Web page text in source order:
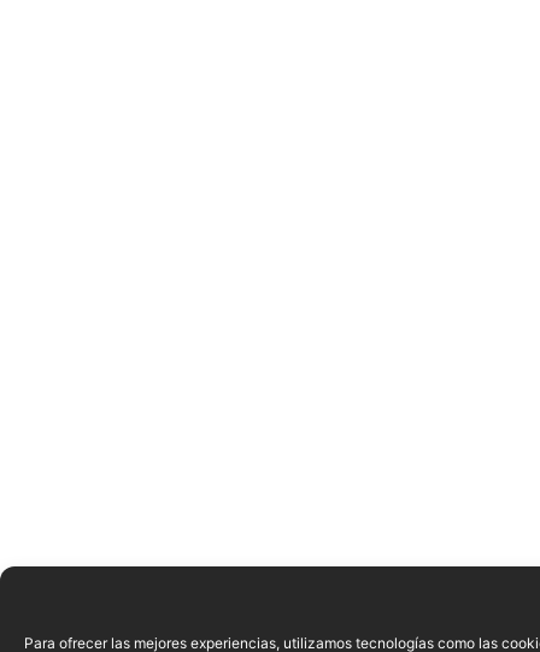
Para ofrecer las mejores experiencias, utilizamos tecnologías como las